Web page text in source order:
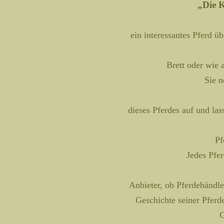
„Die
ein interessantes Pferd
Brett oder wie
Sie
dieses Pferdes auf und
Jedes
Anbieter, ob
Geschichte seiner